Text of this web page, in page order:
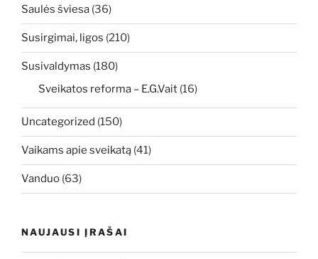
Saulės šviesa (36)
Susirgimai, ligos (210)
Susivaldymas (180)
Sveikatos reforma – E.G.Vait (16)
Uncategorized (150)
Vaikams apie sveikatą (41)
Vanduo (63)
NAUJAUSI ĮRAŠAI